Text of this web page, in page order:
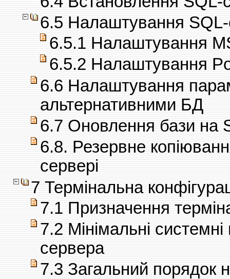
6.5 Налаштування SQL-
6.5.1 Налаштування
6.5.2 Налаштування
6.6 Налаштування
альтернативними БД
6.7 Оновлення бази на
6.8. Резервне
сервері
7 Термінальна
7.1 Призначення
7.2 Мінімальні
сервера
7.3 Загальний порядок